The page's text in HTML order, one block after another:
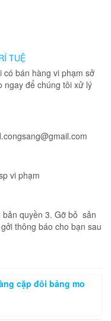
TUỆ
có bán hàng vi phạm sở
ngay để chúng tôi xử lý
vi phạm
bản quyền 3. Gỡ bỏ sản
thông báo cho bạn sau
cặp đôi bảng mo